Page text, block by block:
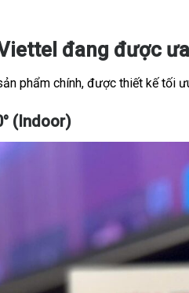
đang được
phẩm chính, được thiết kế tối
(Indoor)